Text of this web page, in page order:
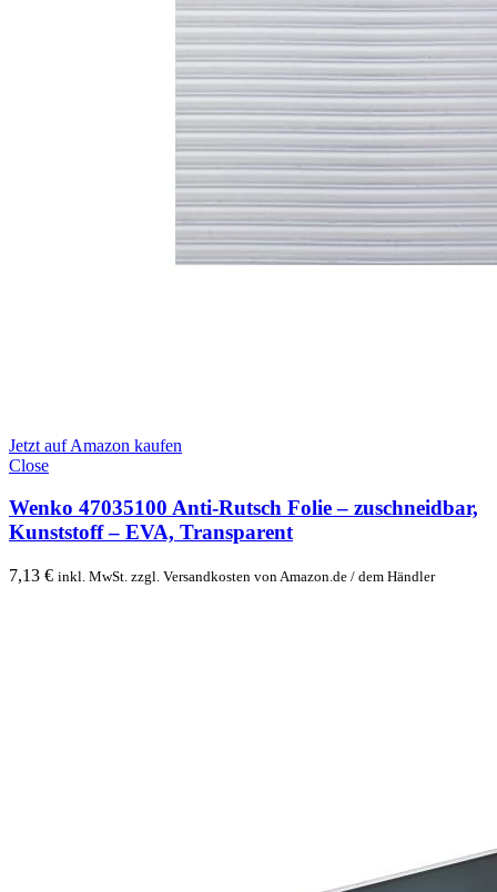
Jetzt auf Amazon kaufen
Close
Wenko 47035100 Anti-Rutsch Folie – zuschneidbar,
Kunststoff – EVA, Transparent
7,13 € inkl. MwSt. zzgl. Versandkosten von Amazon.de / dem Händler